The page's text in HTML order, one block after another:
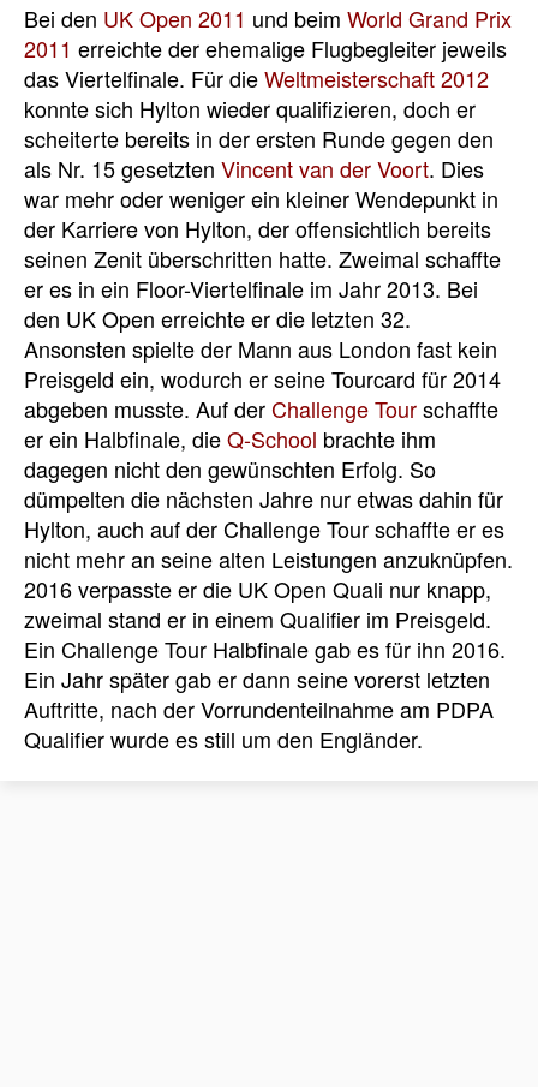
Bei den UK Open 2011 und beim World Grand Prix
2011 erreichte der ehemalige Flugbegleiter jeweils
das Viertelfinale. Für dieWeltmeisterschaft 2012
konnte sich Hylton wieder qualifizieren, doch er
scheiterte bereits in der ersten Runde gegen den
als Nr. 15 gesetzten Vincent van der Voort. Dies
war mehr oder weniger ein kleiner Wendepunkt in
der Karriere von Hylton, der offensichtlich bereits
seinen Zenit überschritten hatte. Zweimal schaffte
er es in ein Floor-Viertelfinale im Jahr 2013. Bei
den UK Open erreichte er die letzten 32.
Ansonsten spielte der Mann aus London fast kein
Preisgeld ein, wodurch er seine Tourcard für 2014
abgeben musste. Auf derChallenge Tourschaffte
er ein Halbfinale, dieQ-School brachte ihm
dagegen nicht den gewünschten Erfolg. So
dümpelten die nächsten Jahre nur etwas dahin für
Hylton, auch auf der Challenge Tour schaffte er es
nicht mehr an seine alten Leistungen anzuknüpfen.
2016 verpasste er die UK Open Quali nur knapp,
zweimal stand er in einem Qualifier im Preisgeld.
Ein Challenge Tour Halbfinale gab es für ihn 2016.
Ein Jahr später gab er dann seine vorerst letzten
Auftritte, nach der Vorrundenteilnahme am PDPA
Qualifier wurde es still um den Engländer.